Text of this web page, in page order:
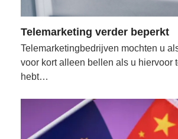
Telemarketing verder beperkt
Telemarketingbedrijven mochten u
voor kort alleen bellen als u hiervoor
hebt…